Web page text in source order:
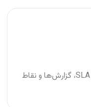
بررسی کانال‌های درخواست، نقش‌ها، SLA، گزارش‌ها و نقاط